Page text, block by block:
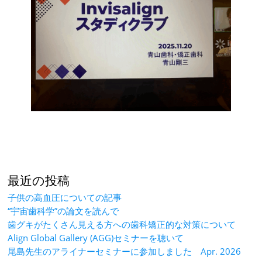
最近の投稿
子供の高血圧についての記事
“宇宙歯科学”の論文を読んで
歯グキがたくさん見える方への歯科矯正的な対策について
Align Global Gallery (AGG)セミナーを聴いて
尾島先生のアライナーセミナーに参加しました Apr. 2026